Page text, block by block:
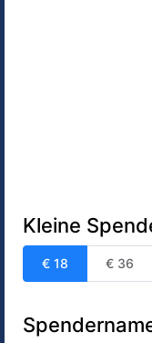
Kleine
€ 18 € 36